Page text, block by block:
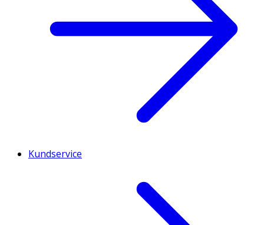
Kundservice